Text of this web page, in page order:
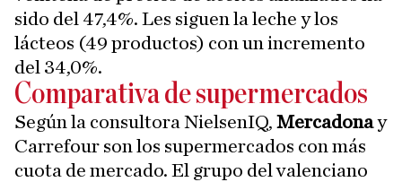
sido del 47,4%. Les siguen la leche y los
lácteos (49 productos) con un incremento
del 34,0%.
Comparativa de supermercados
Según la consultora NielsenIQ, Mercadonay
Carrefour son los supermercados con más
cuota de mercado. El grupo del valenciano